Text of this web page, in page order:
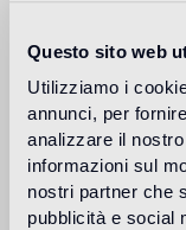
Questo sito web
Utilizziamo i
annunci, per
analizzare il
informazioni sul
nostri partner che
pubblicità e social
de la Fundación.
Más información
Uso previsto